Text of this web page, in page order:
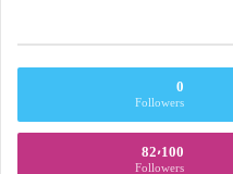
0
Followers
82٬100
Followers